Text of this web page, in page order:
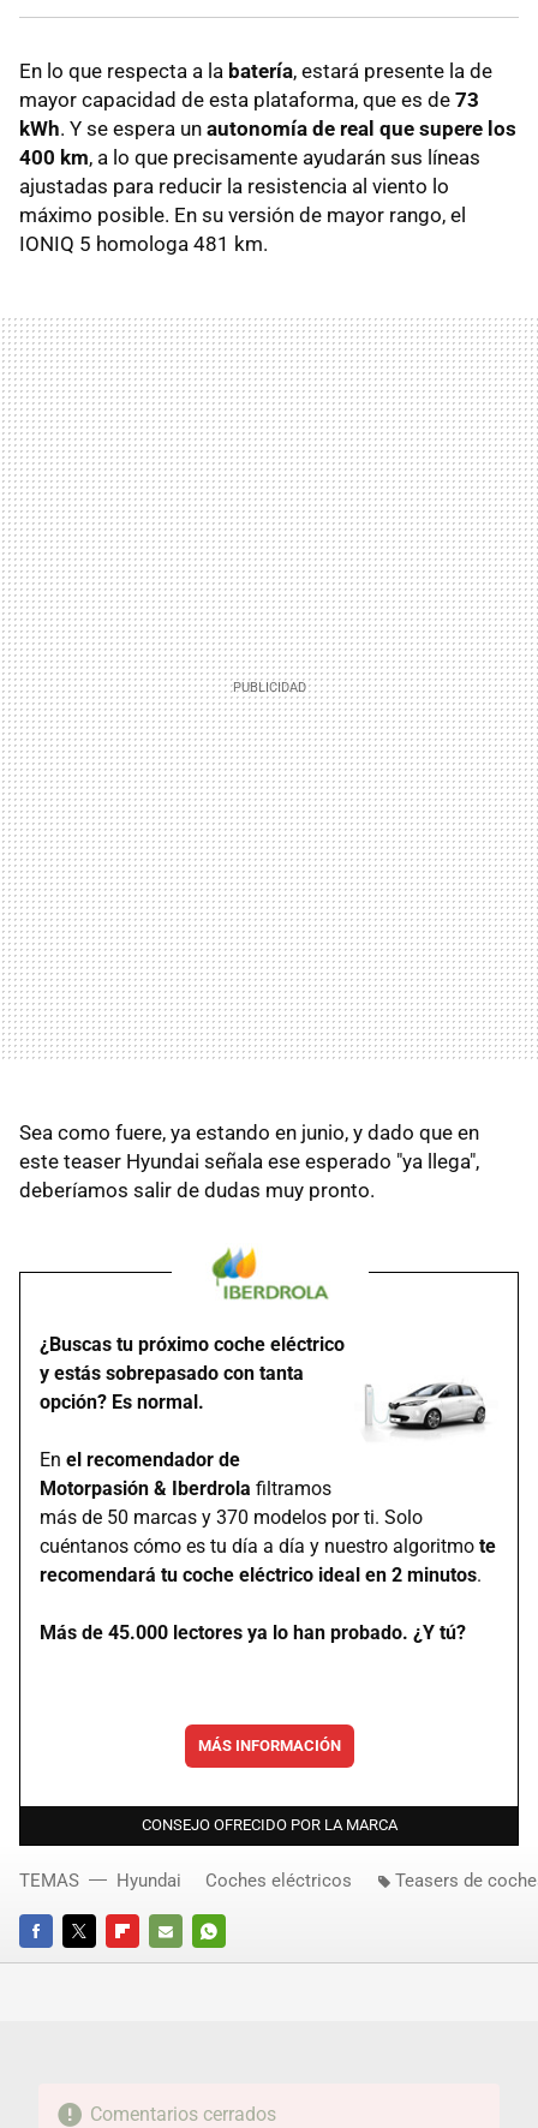
En lo que respecta a la batería, estará presente la de
mayor capacidad de esta plataforma, que es de 73
kWh. Y se espera un autonomía de real que supere los
400 km, a lo que precisamente ayudarán sus líneas
ajustadas para reducir la resistencia al viento lo
máximo posible. En su versión de mayor rango, el
IONIQ 5 homologa 481 km.
Sea como fuere, ya estando en junio, y dado que en
este teaser Hyundai señala ese esperado "ya llega",
deberíamos salir de dudas muy pronto.
¿Buscas tu próximo coche eléctrico
y estás sobrepasado con tanta
opción? Es normal.
En el recomendador de
Motorpasión & Iberdrola filtramos
más de 50 marcas y 370 modelos por ti. Solo
cuéntanos cómo es tu día a día y nuestro algoritmo te
recomendará tu coche eléctrico ideal en 2 minutos.
Más de 45.000 lectores ya lo han probado. ¿Y tú?
MÁS INFORMACIÓN
CONSEJO OFRECIDO POR LA MARCA
FACEBOOKTWITTERFLIPBOARD
E-
WHATSAPP
TEMAS Hyundai Coches eléctricos Teasers de
Comentarios cerrados